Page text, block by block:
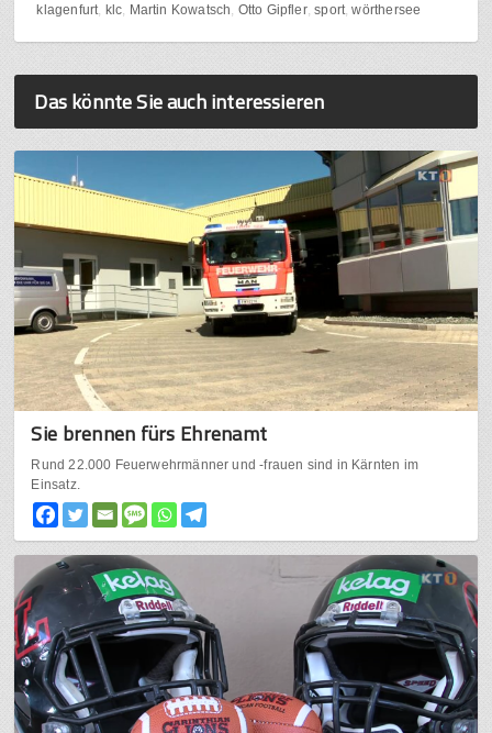
klagenfurt
klc Martin Kowatsch Otto Gipfler sport wörthersee
Das könnte Sie auch interessieren
Sie brennen fürs Ehrenamt
Rund 22.000 Feuerwehrmänner und -frauen sind in Kärnten im
Einsatz.